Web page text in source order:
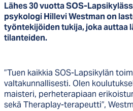
Lähes 30 vuotta SOS-
psykologi Hillevi Westman on
työntekijöiden tukija, joka auttaa
tilanteiden.
”Tuen kaikkia SOS-Lapsikylän
valtakunnallisesti. Olen
maisteri, perheterapiaan
sekä Theraplay-terapeutti”,